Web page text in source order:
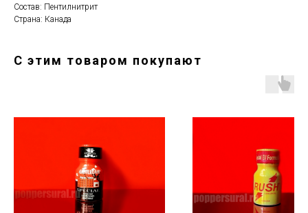
Состав: Пентилнитрит
Страна: Канада
С этим товаром покупают